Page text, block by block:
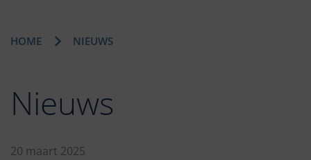
HOME NIEUWS
Nieuws
20 maart 2025